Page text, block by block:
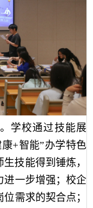
学校通过技能展
+智能”办学特色
技能得到锤炼，
进一步增强；校企
需求的契合点；